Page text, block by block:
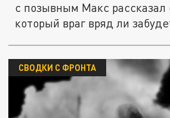
с позывным Макс рассказал
который враг вряд ли
СВОДКИ С ФРОНТА